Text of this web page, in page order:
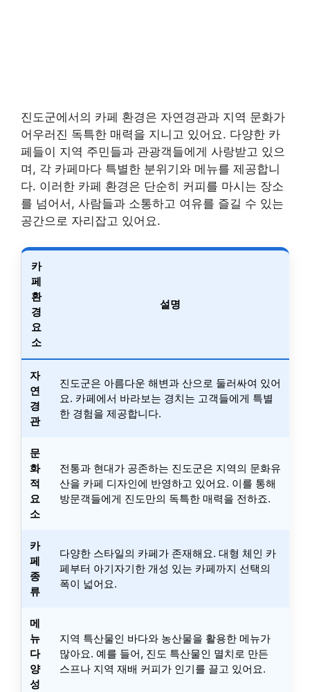
진도군에서의 카페 환경은 자연경관과 지역 문화가
어우러진 독특한 매력을 지니고 있어요. 다양한 카
페들이 지역 주민들과 관광객들에게 사랑받고 있으
며, 각 카페마다 특별한 분위기와 메뉴를 제공합니
다. 이러한 카페 환경은 단순히 커피를 마시는 장소
를 넘어서, 사람들과 소통하고 여유를 즐길 수 있는
공간으로 자리잡고 있어요.
카
페
환
경
요
소
설명
자
연
경
관
진도군은 아름다운 해변과 산으로 둘러싸여 있어
요. 카페에서 바라보는 경치는 고객들에게 특별
한 경험을 제공합니다.
문
화
적
요
소
전통과 현대가 공존하는 진도군은 지역의 문화유
산을 카페 디자인에 반영하고 있어요. 이를 통해
방문객들에게 진도만의 독특한 매력을 전하죠.
카
페
종
류
다양한 스타일의 카페가 존재해요. 대형 체인 카
페부터 아기자기한 개성 있는 카페까지 선택의
폭이 넓어요.
메
뉴
다
양
성
지역 특산물인 바다와 농산물을 활용한 메뉴가
많아요. 예를 들어, 진도 특산물인 멸치로 만든
스프나 지역 재배 커피가 인기를 끌고 있어요.